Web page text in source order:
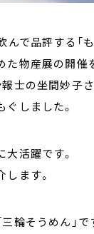
んで品評する「
物産展の開催
士の坐間妙子
しました。
活躍です。
ます。
輪そうめん」で